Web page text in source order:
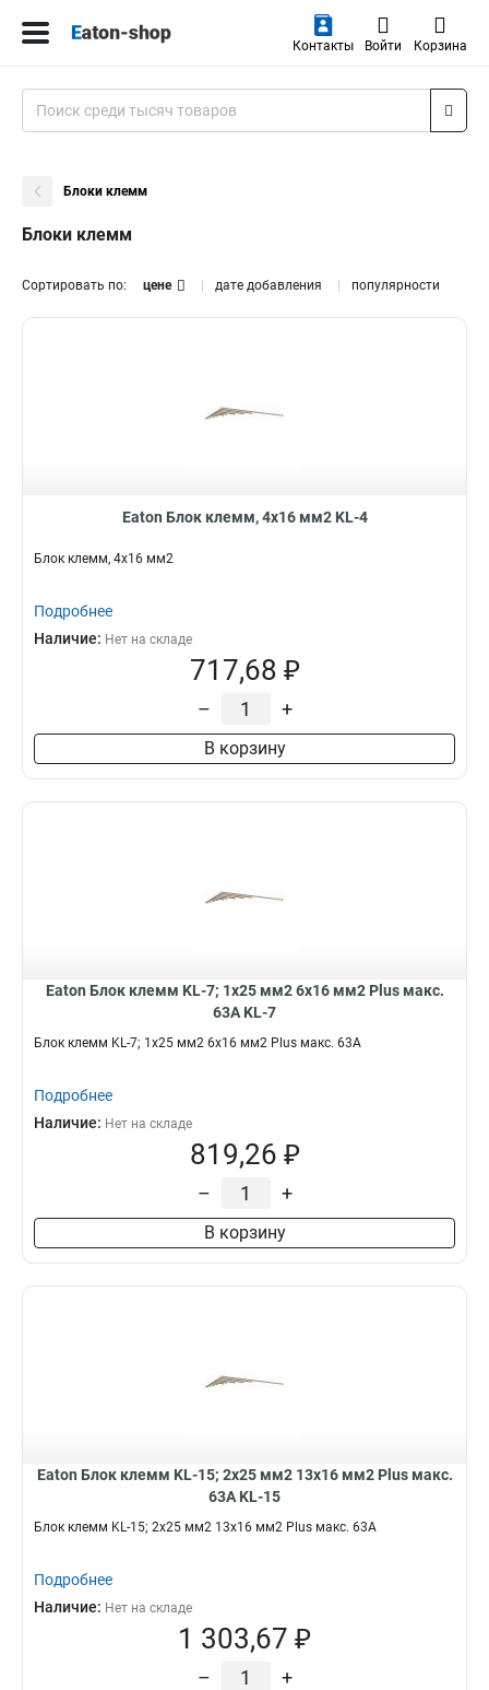
Контакты Войти Корзина
Блоки клемм
Блоки клемм
Сортировать по: цене дате добавления популярности
Eaton Блок клемм, 4x16 мм2 KL-4
Блок клемм, 4x16 мм2
Подробнее
Наличие: Нет на складе
717,68 ₽
– +
В корзину
Eaton Блок клемм KL-7; 1x25 мм2 6x16 мм2 Plus макс.
63А KL-7
Блок клемм KL-7; 1x25 мм2 6x16 мм2 Plus макс. 63А
Подробнее
Наличие: Нет на складе
819,26 ₽
– +
В корзину
Eaton Блок клемм KL-15; 2x25 мм2 13x16 мм2 Plus макс.
63А KL-15
Блок клемм KL-15; 2x25 мм2 13x16 мм2 Plus макс. 63А
Подробнее
Наличие: Нет на складе
1 303,67 ₽
– +